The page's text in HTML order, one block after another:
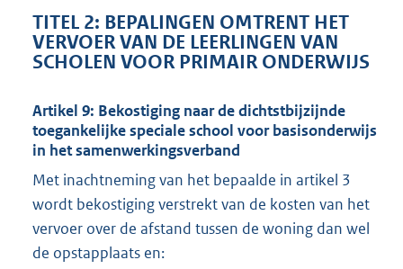
TITEL 2: BEPALINGEN OMTRENT HET
VERVOER VAN DE LEERLINGEN VAN
SCHOLEN VOOR PRIMAIR ONDERWIJS
Artikel 9: Bekostiging naar de dichtstbijzijnde
toegankelijke speciale school voor basisonderwijs
in het samenwerkingsverband
Met inachtneming van het bepaalde in artikel 3
wordt bekostiging verstrekt van de kosten van het
vervoer over de afstand tussen de woning dan wel
de opstapplaats en: